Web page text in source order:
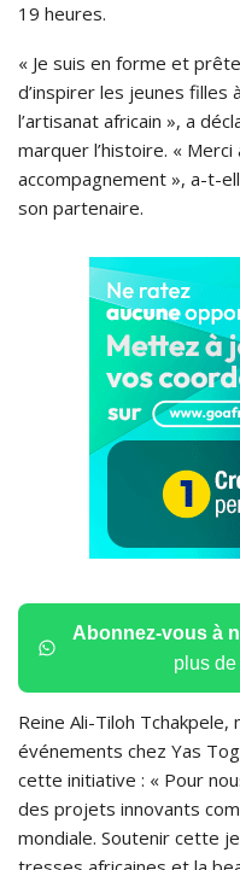
19 heures.
« Je suis en forme et
d’inspirer les jeunes filles
l’artisanat africain », a
marquer l’histoire. «
accompagnement », a-t-
son partenaire.
Abonnez-vous à
plus de
Reine Ali-Tiloh
événements chez Yas
cette initiative : « Pour
des projets innovants
mondiale. Soutenir cette